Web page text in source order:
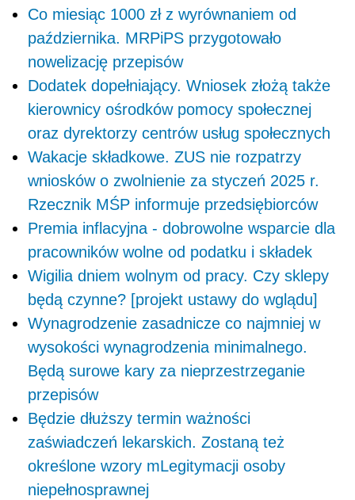
Co miesiąc 1000 zł z wyrównaniem od
października. MRPiPS przygotowało
nowelizację przepisów
Dodatek dopełniający. Wniosek złożą także
kierownicy ośrodków pomocy społecznej
oraz dyrektorzy centrów usług społecznych
Wakacje składkowe. ZUS nie rozpatrzy
wniosków o zwolnienie za styczeń 2025 r.
Rzecznik MŚP informuje przedsiębiorców
Premia inflacyjna - dobrowolne wsparcie dla
pracowników wolne od podatku i składek
Wigilia dniem wolnym od pracy. Czy sklepy
będą czynne? [projekt ustawy do wglądu]
Wynagrodzenie zasadnicze co najmniej w
wysokości wynagrodzenia minimalnego.
Będą surowe kary za nieprzestrzeganie
przepisów
Będzie dłuższy termin ważności
zaświadczeń lekarskich. Zostaną też
określone wzory mLegitymacji osoby
niepełnosprawnej